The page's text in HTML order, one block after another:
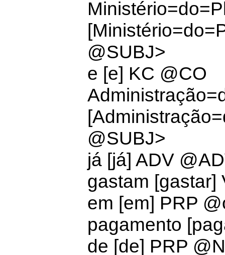
@SUBJ>
e [e] KC @CO
@SUBJ>
já [já] ADV
gastam [gastar]
em [em] PRP @
pagamento
de [de] PRP